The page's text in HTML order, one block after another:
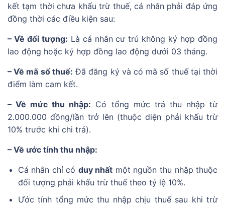
kết tạm thời chưa khấu trừ thuế, cá nhân phải đáp ứng
đồng thời các điều kiện sau:
– Về đối tượng: Là cá nhân cư trú không ký hợp đồng
lao động hoặc ký hợp đồng lao động dưới 03 tháng.
– Về mã số thuế: Đã đăng ký và có mã số thuế tại thời
điểm làm cam kết.
– Về mức thu nhập: Có tổng mức trả thu nhập từ
2.000.000 đồng/lần trở lên (thuộc diện phải khấu trừ
10% trước khi chi trả).
– Về ước tính thu nhập:
Cá nhân chỉ có duy nhất một nguồn thu nhập thuộc
đối tượng phải khấu trừ thuế theo tỷ lệ 10%.
Ước tính tổng mức thu nhập chịu thuế sau khi trừ